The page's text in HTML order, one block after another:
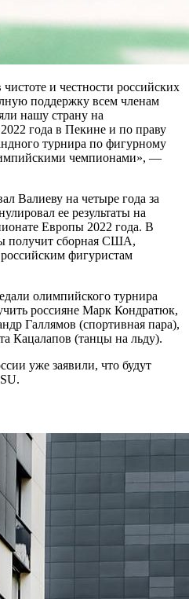
и честности российских
поддержку всем членам
нашу страну на
года в Пекине и по праву
турнира по фигурному
чемпионами», —
Валиеву на четыре года за
ее результаты на
Европы 2022 года. В
получит сборная США,
фигуристам
олимпийского турнира
россияне Марк Кондратюк,
Галлямов (спортивная пара),
Кацалапов (танцы на льду).
уже заявили, что будут